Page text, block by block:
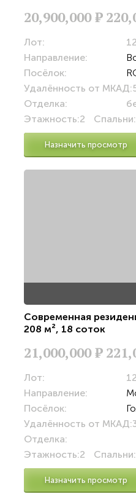
20,900,000Р
Лот:
Направление:
Посёлок:
Удалённость от МКАД:
Отделка:
Этажность:2 Спальни:
Назначить просмотр
Современная
208 м², 18 соток
21,000,000Р
Лот:
Направление:
Посёлок:
Удалённость от МКАД:
Отделка:
Этажность:2 Спальни:
Назначить просмотр